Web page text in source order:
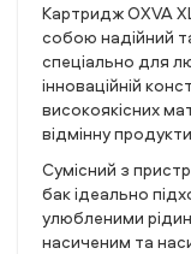
Картридж OXVA
собою надійний
спеціально для
інноваційній
високоякісних
відмінну
Сумісний з
бак ідеально
улюбленими
насиченим та